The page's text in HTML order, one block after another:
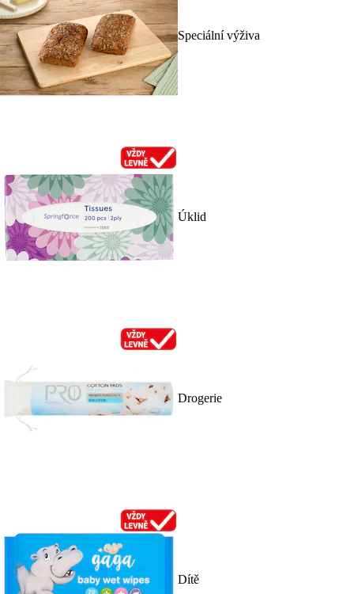
Speciální výživa
Úklid
Drogerie
Dítě